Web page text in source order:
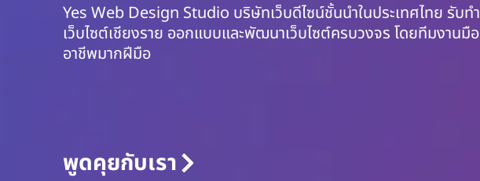
Yes Web Design Studio บริษัทเว็บดีไซน์ชั้นนำในประเทศไทย รับทำ
เว็บไซต์เชียงราย ออกแบบและพัฒนาเว็บไซต์ครบวงจร โดยทีมงานมือ
อาชีพมากฝีมือ
พูดคุยกับเรา